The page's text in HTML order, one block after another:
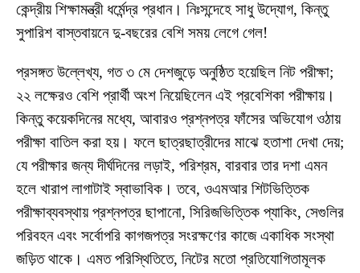
কেন্দ্রীয় শিক্ষামন্ত্রী ধর্মেন্দ্র প্রধান। নিঃসন্দেহে সাধু উদ্যোগ, কিন্তু
সুপারিশ বাস্তবায়নে দু-বছরের বেশি সময় লেগে গেল!
প্রসঙ্গত উল্লেখ্য, গত ৩ মে দেশজুড়ে অনুষ্ঠিত হয়েছিল নিট পরীক্ষা;
২২ লক্ষেরও বেশি প্রার্থী অংশ নিয়েছিলেন এই প্রবেশিকা পরীক্ষায়।
কিন্তু কয়েকদিনের মধ্যে, আবারও প্রশ্নপত্র ফাঁসের অভিযোগ ওঠায়
পরীক্ষা বাতিল করা হয়। ফলে ছাত্রছাত্রীদের মাঝে হতাশা দেখা দেয়;
যে পরীক্ষার জন্য দীর্ঘদিনের লড়াই, পরিশ্রম, বারবার তার দশা এমন
হলে খারাপ লাগাটাই স্বাভাবিক। তবে, ওএমআর শিটভিত্তিক
পরীক্ষাব্যবস্থায় প্রশ্নপত্র ছাপানো, সিরিজভিত্তিক প্যাকিং, সেগুলির
পরিবহন এবং সর্বোপরি কাগজপত্র সংরক্ষণের কাজে একাধিক সংস্থা
জড়িত থাকে। এমত পরিস্থিতিতে, নিটের মতো প্রতিযোগিতামূলক